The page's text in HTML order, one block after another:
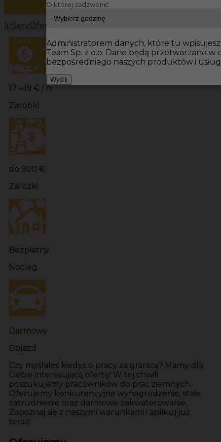
InServOferty pracy Praca ziemne Niemcy
17 - 19 € / h
Zarobki
do 900 €
Zaliczki
Bezpłatny
Nocleg
Darmowy
Dojazd
Czy myślałeś kiedyś o pracy za granicą? Mamy dla
Ciebie interesującą ofertę! W tej chwili
poszukujemy pracowników do prac ziemnych.
Oferujemy konkurencyjne wynagrodzenie, stałe
zatrudnienie oraz darmowe zakwaterowanie.
Zapoznaj się z naszymi warunkami i aplikuj już
teraz!
O której zadzwonić:
Administratorem danych, które tu
Team Sp. z o.o. Dane będą przetwarzane
bezpośredniego naszych produktów i
Wyślij